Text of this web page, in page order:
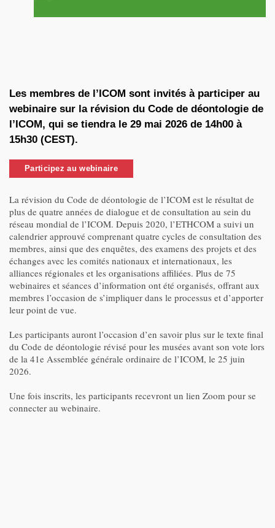
Les membres de l’ICOM sont invités à participer au
webinaire sur la révision du Code de déontologie de
l’ICOM, qui se tiendra le 29 mai 2026 de 14h00 à
15h30 (CEST).
Participez au webinaire
La révision du Code de déontologie de l’ICOM est le résultat de
plus de quatre années de dialogue et de consultation au sein du
réseau mondial de l’ICOM. Depuis 2020, l’ETHCOM a suivi un
calendrier approuvé comprenant quatre cycles de consultation des
membres, ainsi que des enquêtes, des examens des projets et des
échanges avec les comités nationaux et internationaux, les
alliances régionales et les organisations affiliées. Plus de 75
webinaires et séances d’information ont été organisés, offrant aux
membres l’occasion de s’impliquer dans le processus et d’apporter
leur point de vue.
Les participants auront l’occasion d’en savoir plus sur le texte final
du Code de déontologie révisé pour les musées avant son vote lors
de la 41e Assemblée générale ordinaire de l’ICOM, le 25 juin
2026.
Une fois inscrits, les participants recevront un lien Zoom pour se
connecter au webinaire.